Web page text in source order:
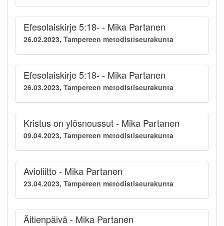
Efesolaiskirje 5:18- - Mika Partanen
26.02.2023, Tampereen metodistiseurakunta
Efesolaiskirje 5:18- - Mika Partanen
26.03.2023, Tampereen metodistiseurakunta
Kristus on ylösnoussut - Mika Partanen
09.04.2023, Tampereen metodistiseurakunta
Avioliitto - Mika Partanen
23.04.2023, Tampereen metodistiseurakunta
Äitienpäivä - Mika Partanen